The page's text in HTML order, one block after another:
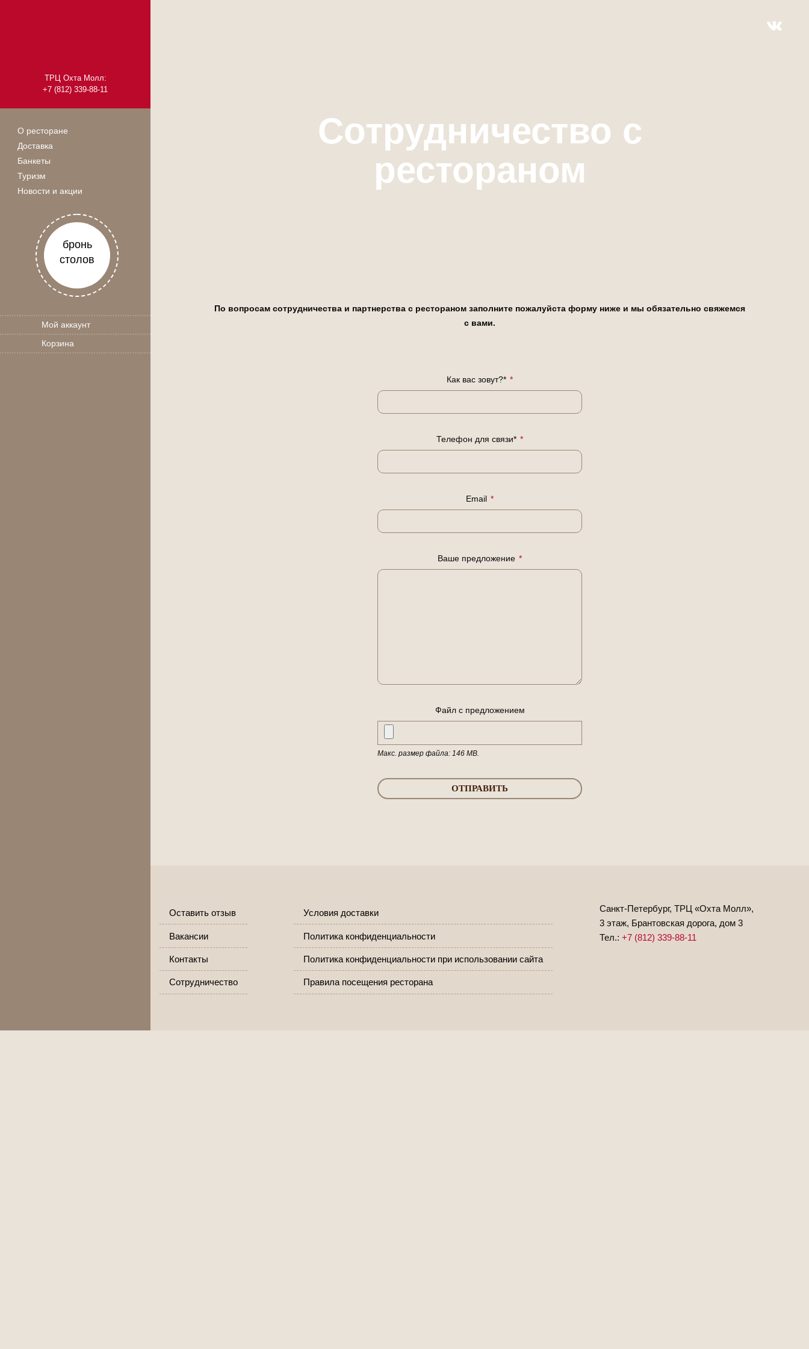
ТРЦ Охта Молл:
+7 (812) 339-88-11
О ресторане
Доставка
Банкеты
Туризм
Новости и акции
бронь
столов
Мой аккаунт
Корзина
Сотрудничество с
рестораном
По вопросам сотрудничества и партнерства с рестораном заполните пожалуйста форму ниже и мы обязательно свяжемся
с вами.
Как вас зовут?* *
Телефон для связи* *
Email *
Ваше предложение *
Файл с предложением
Макс. размер файла: 146 MB.
Оставить отзыв
Вакансии
Контакты
Сотрудничество
Условия доставки
Политика конфиденциальности
Политика конфиденциальности при использовании сайта
Правила посещения ресторана
Санкт-Петербург, ТРЦ «Охта Молл»,
3 этаж, Брантовская дорога, дом 3
Тел.: +7 (812) 339-88-11